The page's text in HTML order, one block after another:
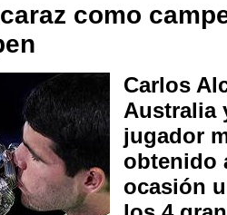
como
Carlos
Australia
jugador
obtenido
ocasión